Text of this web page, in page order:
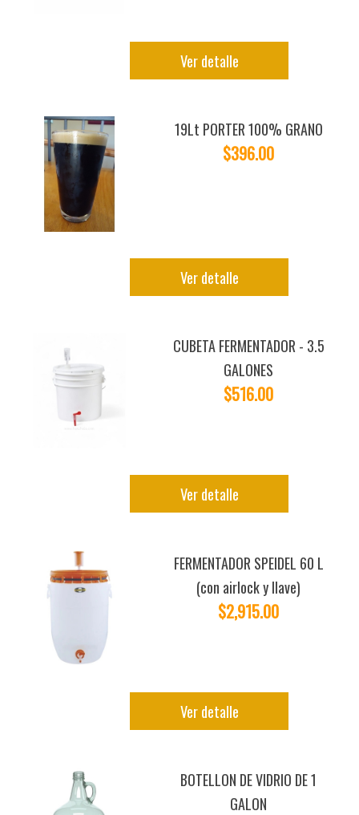
Ver detalle
19Lt PORTER 100% GRANO
$396.00
Ver detalle
CUBETA FERMENTADOR - 3.5
GALONES
$516.00
Ver detalle
FERMENTADOR SPEIDEL 60 L
(con airlock y llave)
$2,915.00
Ver detalle
BOTELLON DE VIDRIO DE 1
GALON